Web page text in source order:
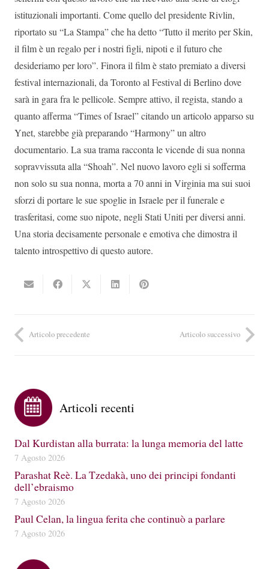
istituzionali importanti. Come quello del presidente Rivlin,
riportato su “La Stampa” che ha detto “Tutto il merito per Skin,
il film è un regalo per i nostri figli, nipoti e il futuro che
desideriamo per loro”. Finora il film è stato premiato a diversi
festival internazionali, da Toronto al Festival di Berlino dove
sarà in gara fra le pellicole. Sempre attivo, il regista, stando a
quanto afferma “Times of Israel” citando un articolo apparso su
Ynet, starebbe già preparando “Harmony” un altro
documentario. La sua trama racconta le vicende di sua nonna
sopravvissuta alla “Shoah”. Nel nuovo lavoro egli si sofferma
non solo su sua nonna, morta a 70 anni in Virginia ma sui suoi
sforzi di portare le sue spoglie in Israele per il funerale e
trasferitasi, come suo nipote, negli Stati Uniti per diversi anni.
Una storia decisamente personale e emotiva che dimostra il
talento introspettivo di questo autore.
Articolo precedente Articolo successivo
Articoli recenti
Dal Kurdistan alla burrata: la lunga memoria del latte
7 Agosto 2026
Parashat Reè. La Tzedakà, uno dei principi fondanti
dell’ebraismo
7 Agosto 2026
Paul Celan, la lingua ferita che continuò a parlare
7 Agosto 2026